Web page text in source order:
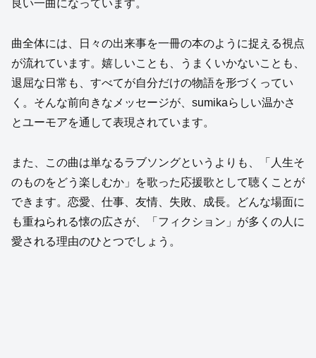
良い一曲になっています。
曲全体には、日々の出来事を一冊の本のように捉える視点
が流れています。嬉しいことも、うまくいかないことも、
退屈な日常も、すべてが自分だけの物語を形づくってい
く。そんな前向きなメッセージが、sumikaらしい温かさ
とユーモアを通して表現されています。
また、この曲は単なるラブソングというよりも、「人生そ
のものをどう楽しむか」を歌った応援歌として聴くことが
できます。恋愛、仕事、友情、失敗、成長。どんな場面に
も重ねられる懐の広さが、「フィクション」が多くの人に
愛される理由のひとつでしょう。